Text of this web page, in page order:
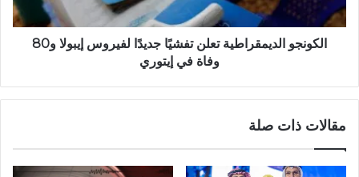
الكونجو الديمقراطية تعلن تفشيًا جديدًا لفيروس إيبولا و80
وفاة في إيتوري
مقالات ذات صلة